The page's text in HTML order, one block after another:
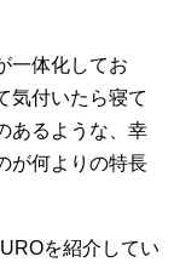
一体化してお
気付いたら寝て
あるような、幸
が何よりの特長
を紹介してい